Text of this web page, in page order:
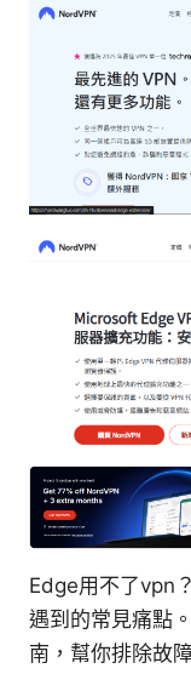
Edge用不了vpn
遇到的常見痛點
南，幫你排除故